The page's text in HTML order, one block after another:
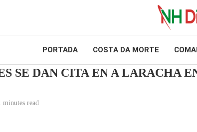
PORTADA COSTA DA MORTE
SE DAN CITA EN A LARACHA
minutes read